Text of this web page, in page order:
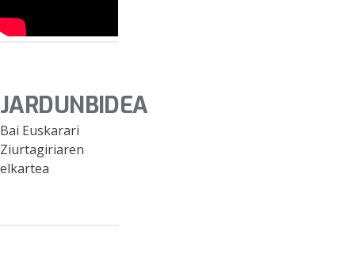
JARDUNBIDEA
Bai Euskarari
Ziurtagiriaren
elkartea